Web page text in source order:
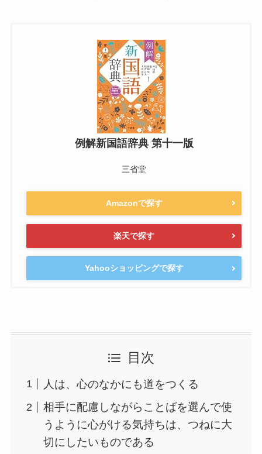
例解新国語辞典 第十一版
三省堂
Amazonで探す
楽天で探す
Yahooショッピングで探す
目次
人は、心のなかにも道をつくる
相手に配慮しながらことばを選んで使
うように心がける気持ちは、つねに大
切にしたいものである